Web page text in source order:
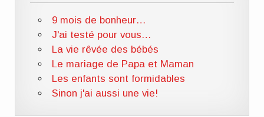
9 mois de bonheur…
J'ai testé pour vous…
La vie rêvée des bébés
Le mariage de Papa et Maman
Les enfants sont formidables
Sinon j'ai aussi une vie!